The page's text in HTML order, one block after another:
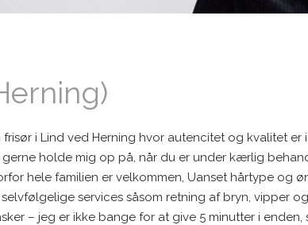
i Lind ved Herning hvor autencitet og kvalitet
holde mig op på, når du er under kærlig
hele familien er velkommen, Uanset hårtype og
services såsom retning af bryn, vipper
– jeg er ikke bange for at give 5 minutter i